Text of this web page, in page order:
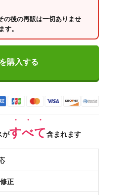
の後の再販は一切ありませ
。
購入する
がすべて含まれます
正